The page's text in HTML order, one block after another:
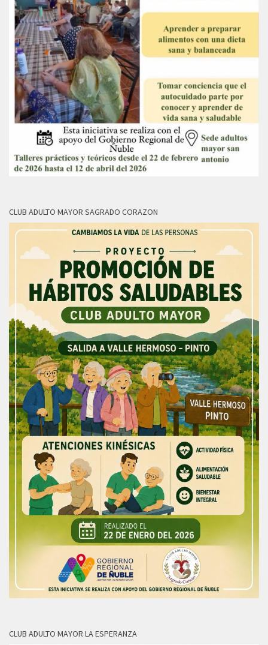
CLUB ADULTO MAYOR SAGRADO CORAZON
CLUB ADULTO MAYOR LA ESPERANZA